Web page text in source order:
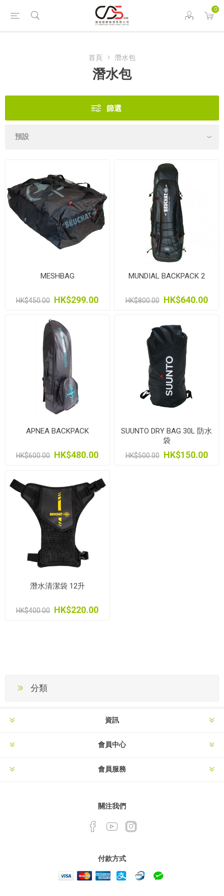
0
首頁 潛水包
潛水包
篩選
MESHBAG
HK$450.00 HK$299.00
MUNDIAL BACKPACK 2
HK$800.00 HK$640.00
APNEA BACKPACK
HK$600.00 HK$480.00
SUUNTO DRY BAG 30L 防水
袋
HK$500.00 HK$150.00
潛水清潔袋 12升
HK$400.00 HK$220.00
分類
資訊
會員中心
會員服務
關注我們
付款方式